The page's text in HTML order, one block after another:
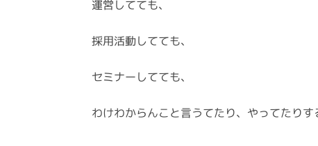
運営してても、
採用活動してても、
セミナーしてても、
わけわからんこと言うてたり、やってたりす